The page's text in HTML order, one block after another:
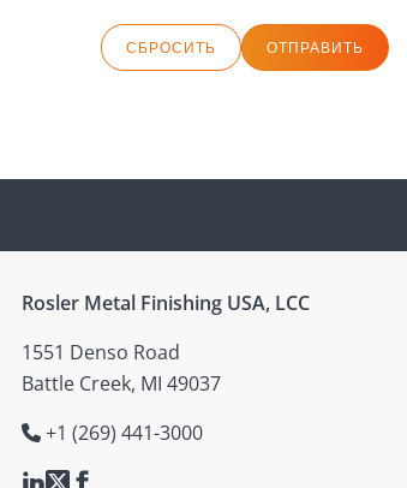
СБРОСИТЬ ОТПРАВИТЬ
Rosler Metal Finishing USA, LCC
1551 Denso Road
Battle Creek, MI 49037
+1 (269) 441-3000